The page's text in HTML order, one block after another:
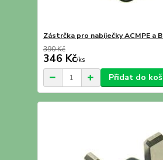
Zástrčka pro nabíječky ACMPE a
390 Kč
346 Kč/ks
Přidat do